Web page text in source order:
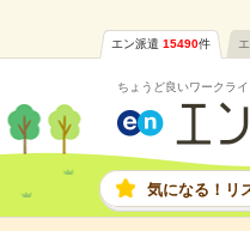
エン派遣 15490件
ちょうど良いワークラ
気になる！リ